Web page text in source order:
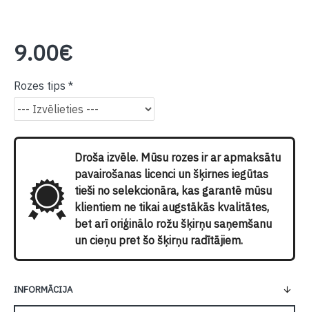
9.00€
Rozes tips
Droša izvēle. Mūsu rozes ir ar apmaksātu
pavairošanas licenci un šķirnes iegūtas
tieši no selekcionāra, kas garantē mūsu
klientiem ne tikai augstākās kvalitātes,
bet arī oriģinālo rožu šķirņu saņemšanu
un cieņu pret šo šķirņu radītājiem.
INFORMĀCIJA